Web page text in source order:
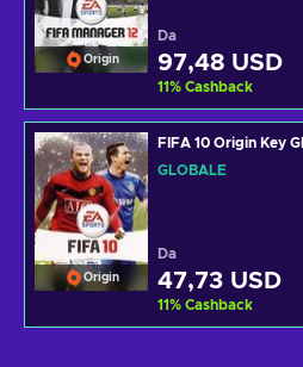
Origin
Da
97,48 USD
11% Cashback
Origin
FIFA 10 Origin Key
GLOBALE
Da
47,73 USD
11% Cashback